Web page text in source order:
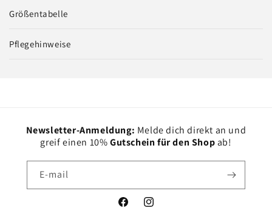
Größentabelle
Pflegehinweise
Newsletter-Anmeldung: Melde dich direkt an und
greif einen 10%Gutschein für den Shop ab!
E-mail